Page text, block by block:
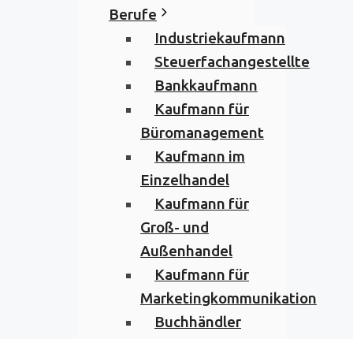
Berufe
Industriekaufmann
Steuerfachangestellte
Bankkaufmann
Kaufmann für
Büromanagement
Kaufmann im
Einzelhandel
Kaufmann für
Groß- und
Außenhandel
Kaufmann für
Marketingkommunikation
Buchhändler